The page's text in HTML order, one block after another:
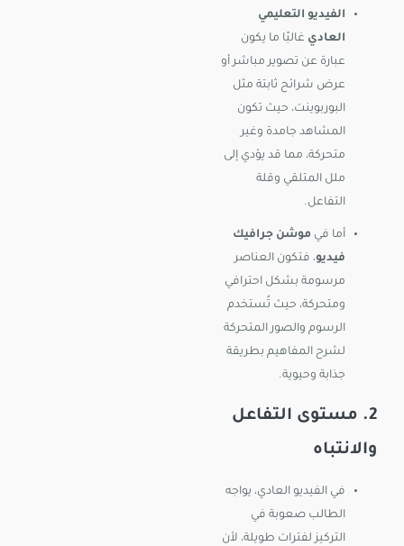
الفيديو التعليمي
العادي غالبًا ما يكون
عبارة عن تصوير مباشر أو
عرض شرائح ثابتة مثل
البوربوينت، حيث تكون
المشاهد جامدة وغير
متحركة، مما قد يؤدي إلى
ملل المتلقي وقلة
التفاعل.
أما في موشن جرافيك
فيديو، فتكون العناصر
مرسومة بشكل احترافي
ومتحركة، حيث تُستخدم
الرسوم والصور المتحركة
لشرح المفاهيم بطريقة
جذابة وحيوية.
2. مستوى التفاعل
والانتباه
في الفيديو العادي، يواجه
الطالب صعوبة في
التركيز لفترات طويلة، لأن